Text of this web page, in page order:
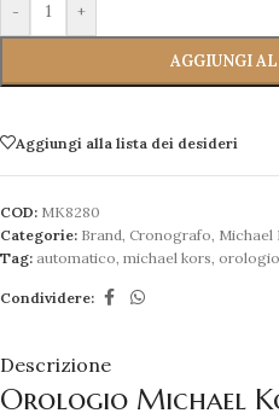
- +
AGGIUNGI
Aggiungi alla lista dei desideri
COD: MK8280
Categorie: Brand, Cronografo, Michael
Tag: automatico, michael kors, orologio
Condividere:
Descrizione
Orologio Michael